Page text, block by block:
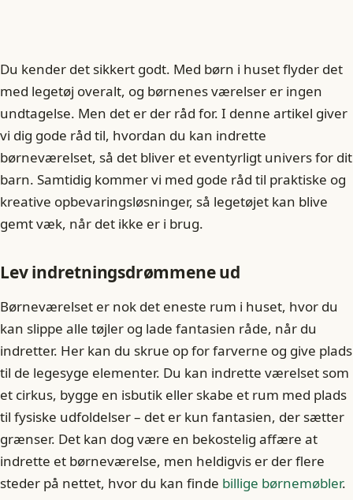
Du kender det sikkert godt. Med børn i huset flyder det
med legetøj overalt, og børnenes værelser er ingen
undtagelse. Men det er der råd for. I denne artikel giver
vi dig gode råd til, hvordan du kan indrette
børneværelset, så det bliver et eventyrligt univers for dit
barn. Samtidig kommer vi med gode råd til praktiske og
kreative opbevaringsløsninger, så legetøjet kan blive
gemt væk, når det ikke er i brug.
Lev indretningsdrømmene ud
Børneværelset er nok det eneste rum i huset, hvor du
kan slippe alle tøjler og lade fantasien råde, når du
indretter. Her kan du skrue op for farverne og give plads
til de legesyge elementer. Du kan indrette værelset som
et cirkus, bygge en isbutik eller skabe et rum med plads
til fysiske udfoldelser – det er kun fantasien, der sætter
grænser. Det kan dog være en bekostelig affære at
indrette et børneværelse, men heldigvis er der flere
steder på nettet, hvor du kan finde billige børnemøbler.